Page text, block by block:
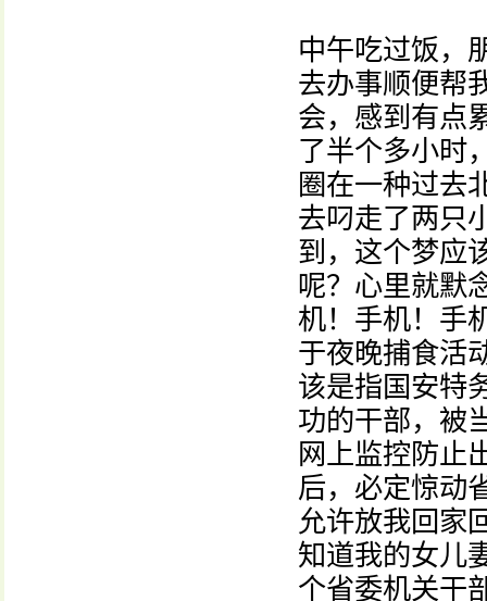
中午吃过饭，
去办事顺便帮
会，感到有点
了半个多小时
圈在一种过去
去叼走了两只
到，这个梦应
呢？心里就默
机！手机！手
于夜晚捕食活
该是指国安特
功的干部，被
网上监控防止
后，必定惊动
允许放我回家
知道我的女儿
个省委机关干